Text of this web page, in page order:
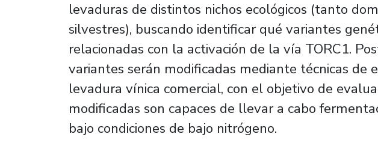
levaduras de distintos nichos ecológicos (tanto
silvestres), buscando identificar qué variantes
relacionadas con la activación de la vía TORC1.
variantes serán modificadas mediante técnicas de
levadura vínica comercial, con el objetivo de
modificadas son capaces de llevar a cabo
bajo condiciones de bajo nitrógeno.